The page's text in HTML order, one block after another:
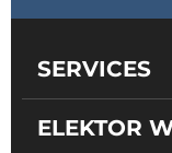
SERVICES
ELEKTOR